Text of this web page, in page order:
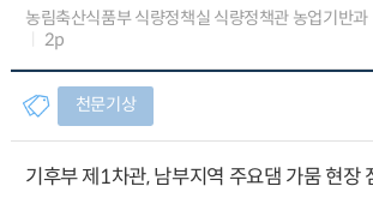
농림축산식품부 식량정책실 식량정책관 농업기반과
2p
천문기상
기후부 제1차관, 남부지역 주요댐 가뭄 현장